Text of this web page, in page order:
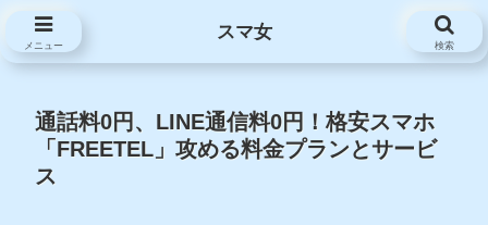
スマ女
通話料0円、LINE通信料0円！格安スマホ
「FREETEL」攻める料金プランとサービ
ス
メニュー
スマ女
検索